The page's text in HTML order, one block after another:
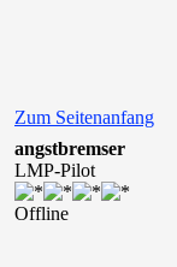
Zum Seitenanfang
angstbremser
LMP-Pilot
Offline